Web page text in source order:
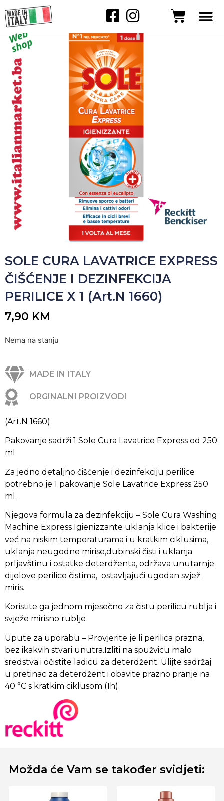
SOLE CURA LAVATRICE EXPRESS
ČIŠĆENJE I DEZINFEKCIJA
PERILICE X 1 (Art.N 1660)
7,90 KM
Nema na stanju
MADE IN ITALY
ORGINALNI PROIZVODI
(Art.N 1660)
Pakovanje sadrži 1 Sole Cura Lavatrice Express od 250
ml
Za jedno detaljno čišćenje i dezinfekciju perilice
potrebno je 1 pakovanje Sole Lavatrice Express 250
ml.
Njegova formula za dezinfekciju – Sole Cura Washing
Machine Express Igienizzante uklanja klice i bakterije
već na niskim temperaturama i u kratkim ciklusima,
uklanja neugodne mirise,dubinski čisti i uklanja
prljavštinu i ostatke deterdženta, održava unutarnje
dijelove perilice čistima, ostavljajući ugodan svjež
miris.
Koristite ga jednom mjesečno za čistu perilicu rublja i
svježe mirisno rublje
Upute za uporabu – Provjerite je li perilica prazna,
bez ikakvih stvari unutra.Izliti na spužvicu malo
sredstva i očistite ladicu za deterdžent. Ulijte sadržaj
u pretinac za deterdžent i obavite prazno pranje na
40 °C s kratkim ciklusom (1h).
Možda će Vam se također svidjeti: